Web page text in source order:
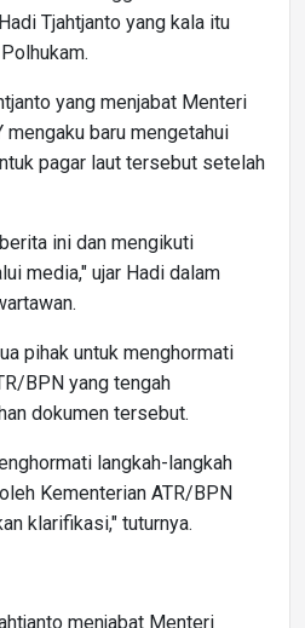
Tjahtjanto yang kala itu
yang menjabat Menteri
baru mengetahui
pagar laut tersebut setelah
ini dan mengikuti
media," ujar Hadi dalam
pihak untuk menghormati
BPN yang tengah
dokumen tersebut.
langkah-langkah
Kementerian ATR/BPN
klarifikasi," tuturnya.
menjabat Menteri